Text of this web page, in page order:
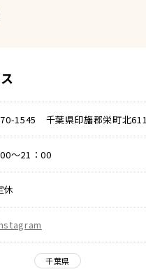
1545 千葉県印旛郡栄町北611
～21：00
休
千葉県